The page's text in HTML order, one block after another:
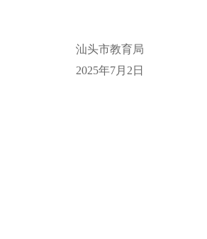
汕头市教育局
2025年7月2日